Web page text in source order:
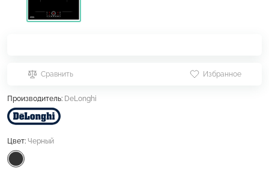
Сравнить Избранное
Производитель: DeLonghi
Цвет: Черный